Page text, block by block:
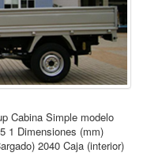
Cabina Simple modelo
1 Dimensiones (mm)
2040 Caja (interior)